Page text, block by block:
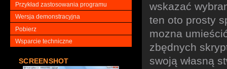
Przykład zastosowania programu
Wersja demonstracyjna
Pobierz
Wsparcie techniczne
SCREENSHOT
wskazać
ten oto prosty
mozna
zbędnych
swoją własną